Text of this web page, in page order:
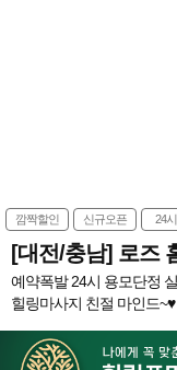
깜짝할인 신규오픈 24시
[대전/충남] 로즈
예약폭발 24시 용모단정
힐링마사지 친절 마인드~♥